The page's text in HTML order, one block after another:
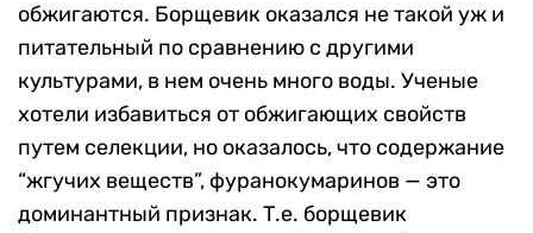
обжигаются. Борщевик оказался не такой уж и
питательный по сравнению с другими
культурами, в нем очень много воды. Ученые
хотели избавиться от обжигающих свойств
путем селекции, но оказалось, что содержание
“жгучих веществ”, фуранокумаринов — это
доминантный признак. Т.е. борщевик